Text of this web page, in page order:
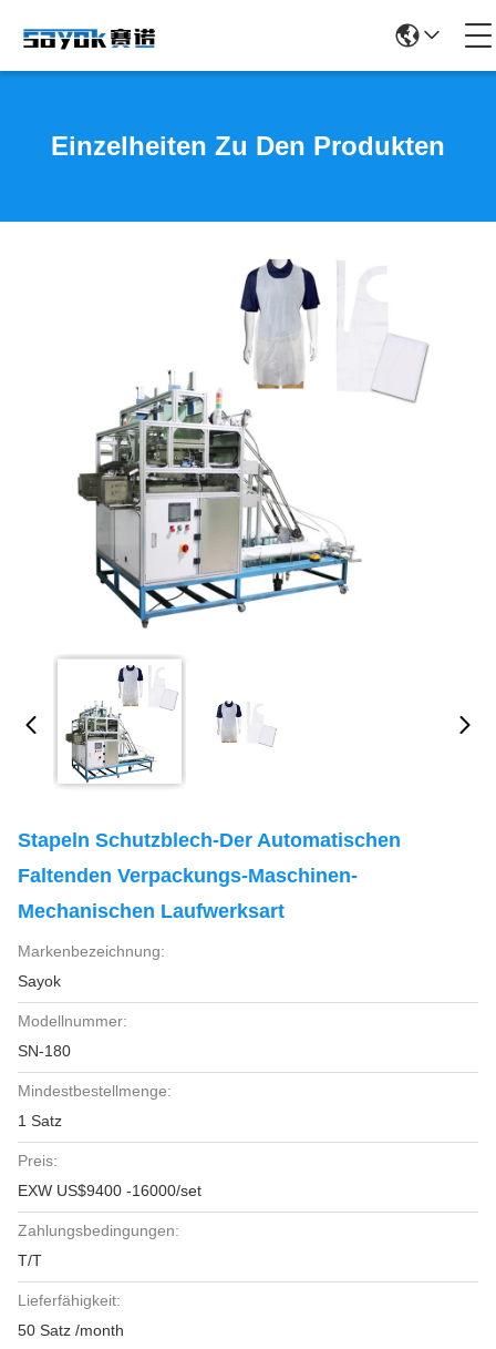
Einzelheiten Zu Den Produkten
Stapeln Schutzblech-Der Automatischen
Faltenden Verpackungs-Maschinen-
Mechanischen Laufwerksart
Markenbezeichnung:
Sayok
Modellnummer:
SN-180
Mindestbestellmenge:
1 Satz
Preis:
EXW US$9400 -16000/set
Zahlungsbedingungen:
T/T
Lieferfähigkeit:
50 Satz /month